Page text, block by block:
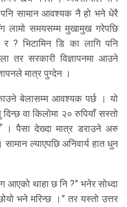
सामान आवश्यक नै हो भने धेरै
लामो समयसम्म मुखामुख गरेपछि
? भिटामिन डि का लागि पनि
तर सरकारी विज्ञापनमा आउने
मात्र पुग्देन ।
बेलासम्म आवश्यक पर्छ । यो
वा किलोमा २० रुपियाँ सस्तो
। पैसा देख्दा मात्र डराउने अरु
ल्याएपछि अनिवार्य हात धुन
आएको थाहा छ नि ?” भनेर सोध्दा
भने मरिन्छ ।” तर यस्तो उत्तर